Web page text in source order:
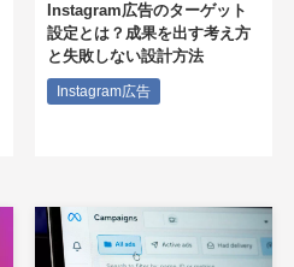
Instagram広告のターゲット
設定とは？成果を出す考え方
と失敗しない設計方法
Instagram広告